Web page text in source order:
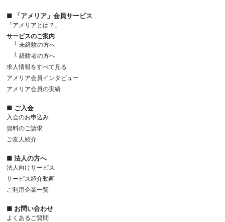
■ 「アメリア」会員サービス
「アメリアとは？」
サービスのご案内
└ 未経験の方へ
└ 経験者の方へ
求人情報をすべて見る
アメリア会員インタビュー
アメリア会員の実績
■ ご入会
入会のお申込み
資料のご請求
ご友人紹介
■ 法人の方へ
法人向けサービス
サービス紹介動画
ご利用企業一覧
■ お問い合わせ
よくあるご質問